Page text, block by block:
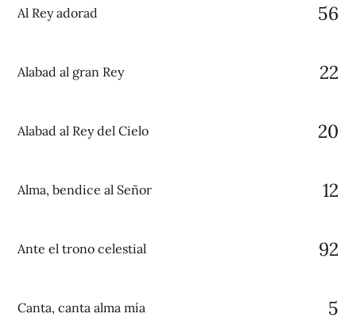
Al Rey adorad 56
Alabad al gran Rey 22
Alabad al Rey del Cielo 20
Alma, bendice al Señor 12
Ante el trono celestial 92
Canta, canta alma mía 5